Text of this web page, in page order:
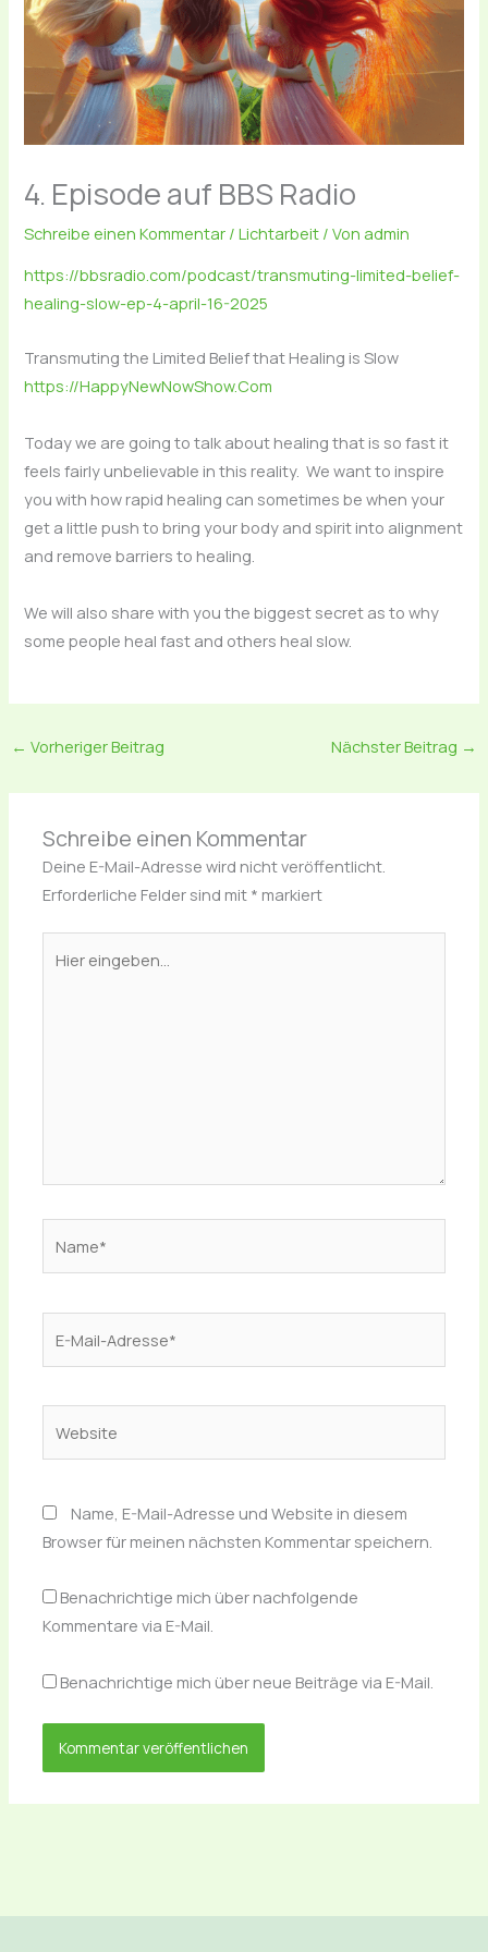
4. Episode auf BBS Radio
Schreibe einen Kommentar /Lichtarbeit / Von admin
https://bbsradio.com/podcast/transmuting-limited-belief-
healing-slow-ep-4-april-16-2025
Transmuting the Limited Belief that Healing is Slow
https://HappyNewNowShow.Com
Today we are going to talk about healing that is so fast it
feels fairly unbelievable in this reality. We want to inspire
you with how rapid healing can sometimes be when your
get a little push to bring your body and spirit into alignment
and remove barriers to healing.
We will also share with you the biggest secret as to why
some people heal fast and others heal slow.
← Vorheriger Beitrag Nächster Beitrag →
Schreibe einen Kommentar
Deine E-Mail-Adresse wird nicht veröffentlicht.
Erforderliche Felder sind mit * markiert
eingeben…
Mail-
Name, E-Mail-Adresse und Website in diesem
Browser für meinen nächsten Kommentar speichern.
Benachrichtige mich über nachfolgende
Kommentare via E-Mail.
Benachrichtige mich über neue Beiträge via E-Mail.